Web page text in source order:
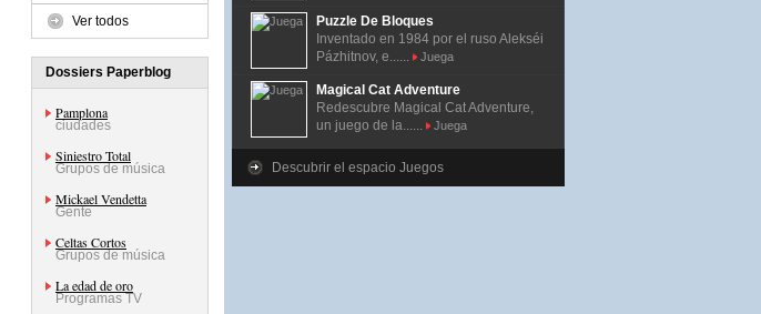
Ver todos
Dossiers Paperblog
Pamplona
ciudades
Siniestro Total
Grupos de música
Mickael Vendetta
Gente
Celtas Cortos
Grupos de música
La edad de oro
Programas TV
Puzzle De Bloques
Inventado en 1984 por el ruso Alekséi
Pázhitnov, e......
Juega
Magical Cat Adventure
Redescubre Magical Cat Adventure,
un juego de la......
Juega
Descubrir el espacio Juegos